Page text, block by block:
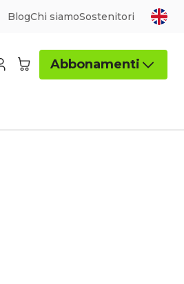
BlogChi siamoSostenitori
Abbonamenti